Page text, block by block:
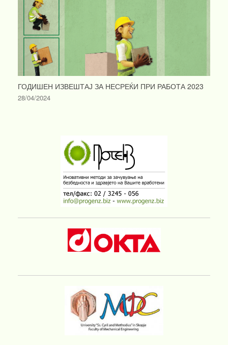
ГОДИШЕН ИЗВЕШТАЈ ЗА НЕСРЕЌИ ПРИ РАБОТА 2023
28/04/2024